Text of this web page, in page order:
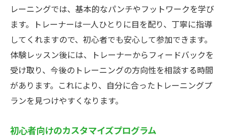
レーニングでは、基本的なパンチやフットワークを学び
ます。トレーナーは一人ひとりに目を配り、丁寧に指導
してくれますので、初心者でも安心して参加できます。
体験レッスン後には、トレーナーからフィードバックを
受け取り、今後のトレーニングの方向性を相談する時間
があります。これにより、自分に合ったトレーニングプ
ランを見つけやすくなります。
初心者向けのカスタマイズプログラム